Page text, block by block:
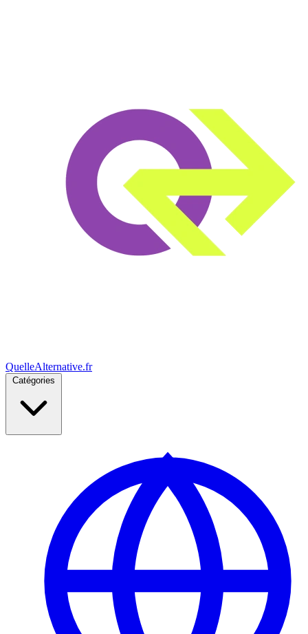
QuelleAlternative.fr